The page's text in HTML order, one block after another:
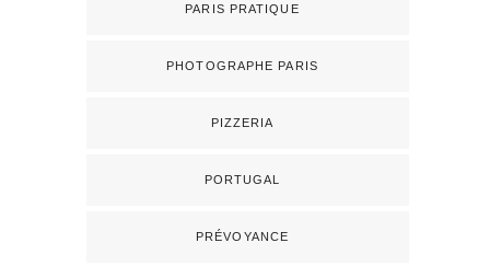
PARIS PRATIQUE
PHOTOGRAPHE PARIS
PIZZERIA
PORTUGAL
PRÉVOYANCE